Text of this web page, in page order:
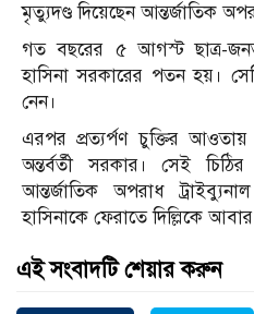
মৃত্যুদণ্ড দিয়েছেন আন্তর্জাতিক
গত বছরের ৫ আগস্ট ছাত্র-
হাসিনা সরকারের পতন হয়।
নেন।
এরপর প্রত্যর্পণ চুক্তির
অন্তর্বর্তী সরকার। সেই
আন্তর্জাতিক অপরাধ
হাসিনাকে ফেরাতে দিল্লিকে
এই সংবাদটি শেয়ার করুন